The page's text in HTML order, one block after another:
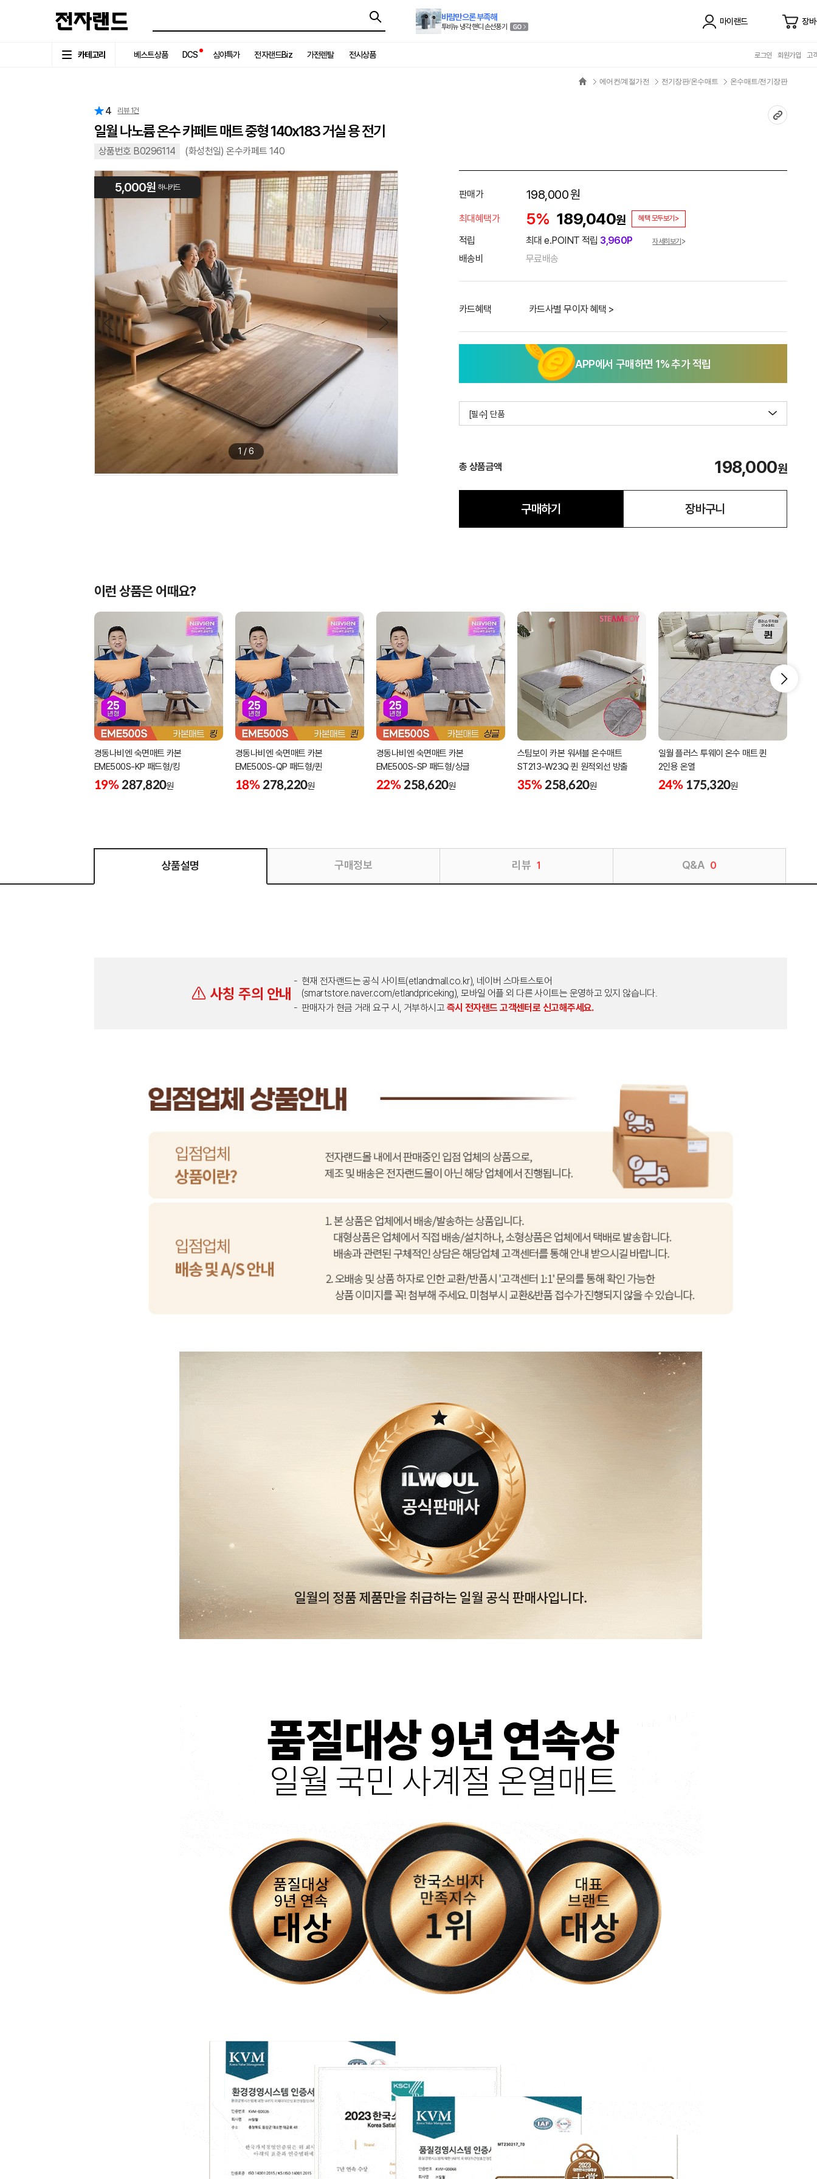
바람만으론 부족해
투비뉴 냉각 핸디 손선풍기
마이랜드 장
카테고리 베스트상품 DCS 심야특가 전자랜드Biz 가전렌탈 전시상품 로그인 회원가입 고
에어컨/계절가전 전기장판/온수매트 온수매트/전기장판
4 리뷰 1건
일월 나노륨 온수 카페트 매트 중형 140x183 거실 용 전기
상품번호 B0296114 (화성천일) 온수카페트 140
5,000원 하나카드
1 /6
판매가 198,000원
최대혜택가 5% 189,040원 혜택 모두보기>
적립 최대 e.POINT 적립 3,960P 자세히보기
배송비 무료배송
카드혜택 카드사별 무이자 혜택 >
APP에서 구매하면 1% 추가 적립
[필수] 단품
총 상품금액 198,000원
구매하기 장바구니
이런 상품은 어때요?
경동나비엔 숙면매트 카본
EME500S-KP 패드형/킹
19% 287,820원
경동나비엔 숙면매트 카본
EME500S-QP 패드형/퀸
18% 278,220원
경동나비엔 숙면매트 카본
EME500S-SP 패드형/싱글
22% 258,620원
스팀보이 카본 워셔블 온수매트
ST213-W23Q 퀸 원적외선 방출
35% 258,620원
일월 플러스 투웨이 온수 매트 퀸
2인용 온열
24% 175,320원
상품설명 구매정보 리뷰 1 Q&A 0
사칭 주의 안내
현재 전자랜드는 공식 사이트(etlandmall.co.kr), 네이버 스마트스토어
(smartstore.naver.com/etlandpriceking), 모바일 어플 외 다른 사이트는 운영하고 있지 않습니다.
판매자가 현금 거래 요구 시, 거부하시고 즉시 전자랜드 고객센터로 신고해주세요.